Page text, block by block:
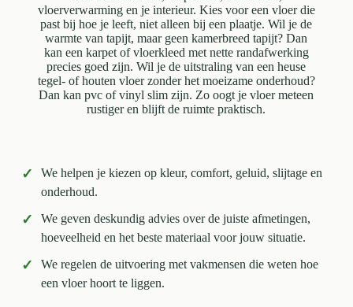
vloerverwarming en je interieur. Kies voor een vloer die
past bij hoe je leeft, niet alleen bij een plaatje. Wil je de
warmte van tapijt, maar geen kamerbreed tapijt? Dan
kan een karpet of vloerkleed met nette randafwerking
precies goed zijn. Wil je de uitstraling van een heuse
tegel- of houten vloer zonder het moeizame onderhoud?
Dan kan pvc of vinyl slim zijn. Zo oogt je vloer meteen
rustiger en blijft de ruimte praktisch.
✓
We helpen je kiezen op kleur, comfort, geluid, slijtage en
onderhoud.
✓
We geven deskundig advies over de juiste afmetingen,
hoeveelheid en het beste materiaal voor jouw situatie.
✓
We regelen de uitvoering met vakmensen die weten hoe
een vloer hoort te liggen.